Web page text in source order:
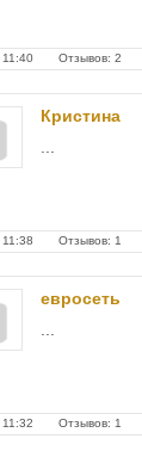
11:40 Отзывов: 2
Кристина
11:38 Отзывов: 1
евросеть
11:32 Отзывов: 1